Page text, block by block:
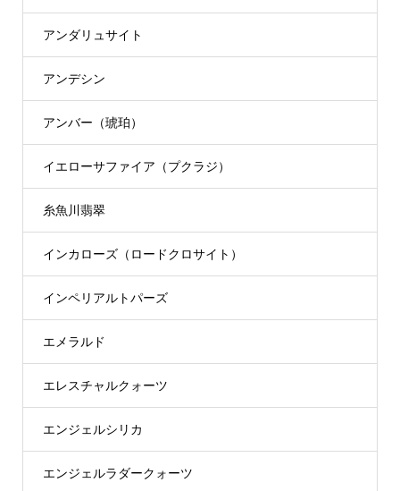
アンダリュサイト
アンデシン
アンバー（琥珀）
イエローサファイア（プクラジ）
糸魚川翡翠
インカローズ（ロードクロサイト）
インペリアルトパーズ
エメラルド
エレスチャルクォーツ
エンジェルシリカ
エンジェルラダークォーツ